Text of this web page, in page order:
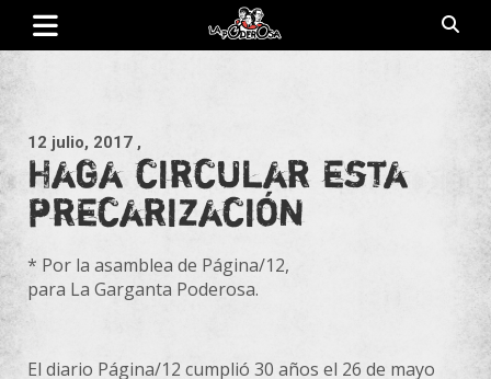
Saltar
contenido
12 julio, 2017 ,
Haga circular esta
precarización
* Por la asamblea de Página/12,
para La Garganta Poderosa.
El diario Página/12 cumplió 30 años el 26 de mayo